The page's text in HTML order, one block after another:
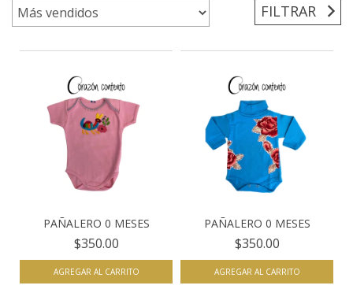
FILTRAR
PAÑALERO 0 MESES
$350.00
AGREGAR AL CARRITO
PAÑALERO 0 MESES
$350.00
AGREGAR AL CARRITO